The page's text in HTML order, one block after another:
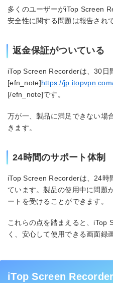
多くのユーザーがiTop Screen
安全性に関する問題は報告され
返金保証がついている
iTop Screen Recorderは、30日
[efn_note]https://
[/efn_note]です。
万が一、製品に満足できない場
きます。
24時間のサポート体制
iTop Screen Recorderは、24時
ています。製品の使用中に問題
ートを受けることができます。
これらの点を踏まえると、iTop
く、安心して使用できる画面録
iTop Screen